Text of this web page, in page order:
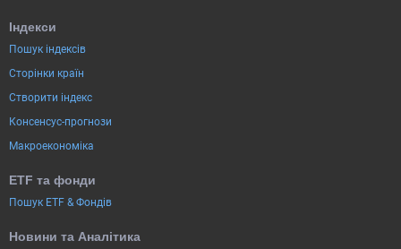
Індекси
Пошук індексів
Сторінки країн
Створити індекс
Консенсус-прогнози
Макроекономіка
ETF та фонди
Пошук ETF & Фондів
Новини та Аналітика